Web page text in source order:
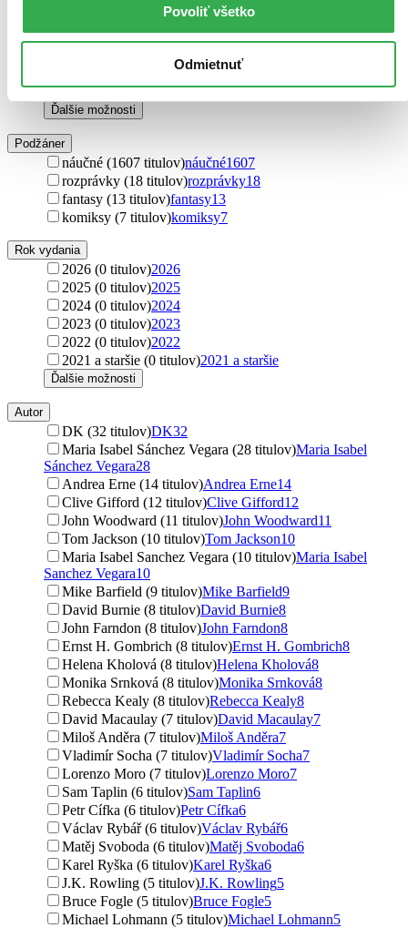
Povoliť všetko
Odmietnuť
romány (11 titulov) romány11
poviedky (6 titulov)poviedky6
múdroslovia
básne5
mýty (1 titul)mýty1
Ďalšie možnosti
Podžáner
náučné (1607 titulov)náučné1607
rozprávky (18 titulov)rozprávky18
fantasy (13 titulov)fantasy13
komiksy (7 titulov)komiksy7
Rok vydania
2026 (0 titulov)2026
2025 (0 titulov)2025
2024 (0 titulov)2024
2023 (0 titulov)2023
2022 (0 titulov)2022
2021 a staršie (0 titulov)2021 a staršie
Ďalšie možnosti
Autor
DK (32 titulov)DK32
Maria Isabel Sánchez Vegara (28 titulov)Maria Isabel
Sánchez Vegara28
Andrea Erne (14 titulov)Andrea Erne14
Clive Gifford (12 titulov)Clive Gifford12
John Woodward (11 titulov)John Woodward11
Tom Jackson (10 titulov)Tom Jackson10
Maria Isabel Sanchez Vegara (10 titulov)Maria Isabel
Sanchez Vegara10
Mike Barfield (9 titulov)Mike Barfield9
David Burnie (8 titulov)David Burnie8
John Farndon (8 titulov)John Farndon8
Ernst H. Gombrich (8 titulov)Ernst H. Gombrich8
Helena Kholová (8 titulov)Helena Kholová8
Monika Srnková (8 titulov)Monika Srnková8
Rebecca Kealy (8 titulov)Rebecca Kealy8
David Macaulay (7 titulov)David Macaulay7
Miloš Anděra (7 titulov)Miloš Anděra7
Vladimír Socha (7 titulov)Vladimír Socha7
Lorenzo Moro (7 titulov)Lorenzo Moro7
Sam Taplin (6 titulov)Sam Taplin6
Petr Cífka (6 titulov)Petr Cífka6
Václav Rybář (6 titulov)Václav Rybář6
Matěj Svoboda (6 titulov)Matěj Svoboda6
Karel Ryška (6 titulov)Karel Ryška6
J.K. Rowling (5 titulov)J.K. Rowling5
Bruce Fogle (5 titulov)Bruce Fogle5
Michael Lohmann (5 titulov)Michael Lohmann5